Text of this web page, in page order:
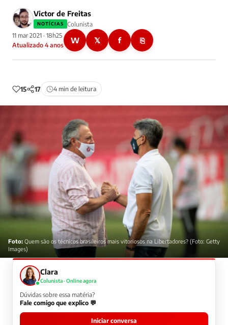
Victor de Freitas
NOTÍCIAS
Colunista
11 mar 2021 · 18h25
Atualizado 4 anos
W 𝕏 f ⎘
15 17 4 min de leitura
Foto: Quem são os técnicos brasileiros mais vitoriosos na Libertadores? (Foto: Getty
Images)
Clara
Colunista · Online agora
Dúvidas sobre essa matéria?
Fale comigo que explico 💬
Iniciar conversa